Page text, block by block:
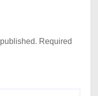
Required